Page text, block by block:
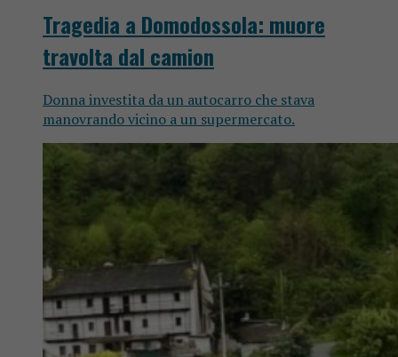
Tragedia a Domodossola: muore
travolta dal camion
Donna investita da un autocarro che stava
manovrando vicino a un supermercato.